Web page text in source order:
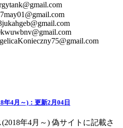
年4月～)：更新2月04日
年4月～) 偽サイトに記載さ